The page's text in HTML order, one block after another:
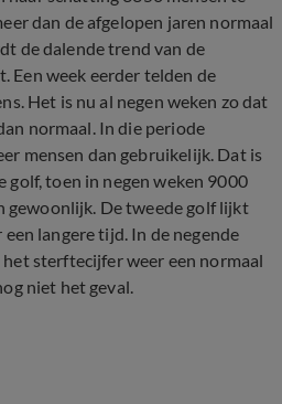
dan de afgelopen jaren normaal
de dalende trend van de
Een week eerder telden de
Het is nu al negen weken zo dat
normaal. In die periode
mensen dan gebruikelijk. Dat is
golf, toen in negen weken 9000
gewoonlijk. De tweede golf lijkt
langere tijd. In de negende
sterftecijfer weer een normaal
niet het geval.